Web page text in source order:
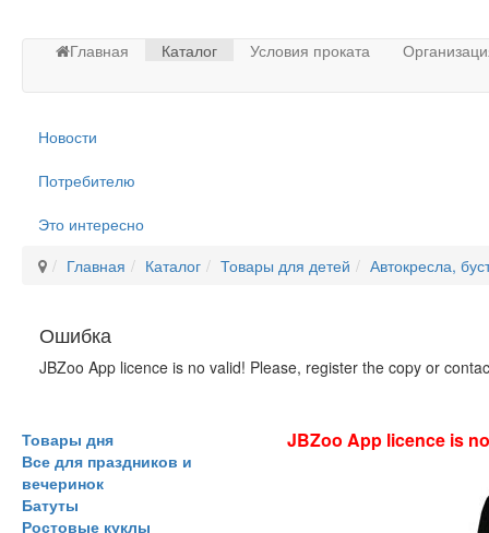
Главная Каталог Условия проката
Новости
Потребителю
Это интересно
Главная
Каталог Товары для детей Автокресла,
Ошибка
JBZoo App licence is no valid! Please, register the copy or
Товары дня
Все для праздников и
вечеринок
Батуты
Ростовые куклы
JBZoo App licence is